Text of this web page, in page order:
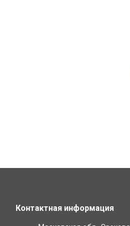
Контактная информация